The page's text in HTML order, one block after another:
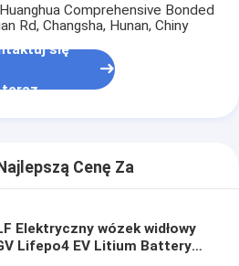
Comprehensive Bonded
Rd, Changsha, Hunan, Chiny
się
teraz
Cenę Za
Elektryczny wózek widłowy
Lifepo4 EV Litium Battery